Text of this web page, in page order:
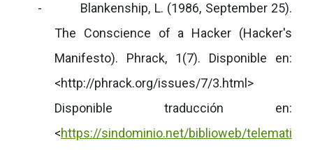
-
Blankenship, L. (1986, September 25).
The Conscience of a Hacker (Hacker's
Manifesto). Phrack, 1(7). Disponible en:
<http://phrack.org/issues/7/3.html>
Disponible traducción en:
<https://sindominio.net/biblioweb/telemati